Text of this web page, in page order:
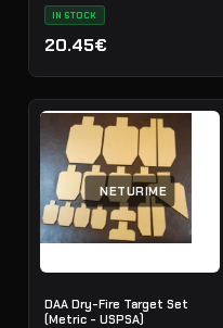
IN STOCK
20.45€
NETURIME
DAA Dry-Fire Target Set
(Metric - USPSA)